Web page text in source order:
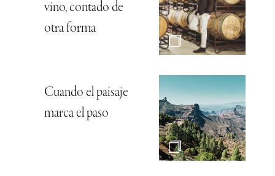
vino, contado de
otra forma
Cuando el paisaje
marca el paso